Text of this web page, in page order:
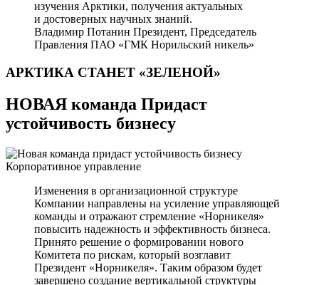
изучения Арктики, получения актуальных
и достоверных научных знаний.
Владимир Потанин Президент, Председатель
Правления ПАО «ГМК Норильский никель»
АРКТИКА СТАНЕТ «ЗЕЛЕНОЙ»
НОВАЯ команда Придаст
устойчивость бизнесу
Корпоративное управление
Изменения в организационной структуре
Компании направлены на усиление управляющей
команды и отражают стремление «Норникеля»
повысить надежность и эффективность бизнеса.
Принято решение о формировании нового
Комитета по рискам, который возглавит
Президент «Норникеля». Таким образом будет
завершено создание вертикальной структуры